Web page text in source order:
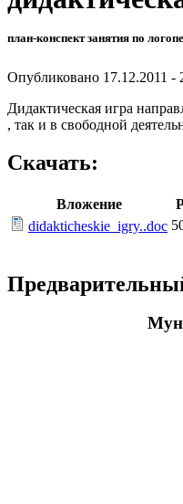
план-конспект занятия по
Опубликовано 17.12.2011 -
Дидактическая игра
, так и в свободной
Скачать:
Вложение
didakticheskie_igry..doc